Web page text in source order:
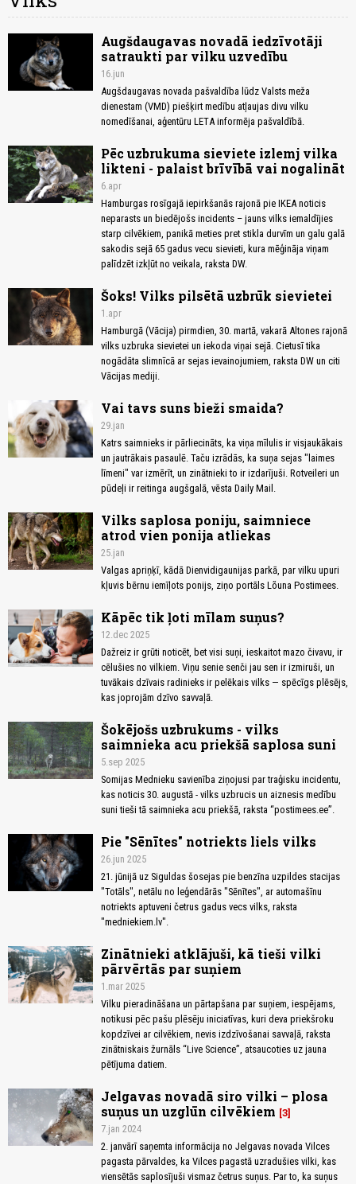
Augšdaugavas novadā iedzīvotāji
satraukti par vilku uzvedību
16.jun
Augšdaugavas novada pašvaldība lūdz Valsts meža
dienestam (VMD) piešķirt medību atļaujas divu vilku
nomedīšanai, aģentūru LETA informēja pašvaldībā.
Pēc uzbrukuma sieviete izlemj vilka
likteni - palaist brīvībā vai nogalināt
6.apr
Hamburgas rosīgajā iepirkšanās rajonā pie IKEA noticis
neparasts un biedējošs incidents – jauns vilks iemaldījies
starp cilvēkiem, panikā meties pret stikla durvīm un galu galā
sakodis sejā 65 gadus vecu sievieti, kura mēģināja viņam
palīdzēt izkļūt no veikala, raksta DW.
Šoks! Vilks pilsētā uzbrūk sievietei
1.apr
Hamburgā (Vācija) pirmdien, 30. martā, vakarā Altones rajonā
vilks uzbruka sievietei un iekoda viņai sejā. Cietusī tika
nogādāta slimnīcā ar sejas ievainojumiem, raksta DW un citi
Vācijas mediji.
Vai tavs suns bieži smaida?
29.jan
Katrs saimnieks ir pārliecināts, ka viņa mīlulis ir visjaukākais
un jautrākais pasaulē. Taču izrādās, ka suņa sejas "laimes
līmeni" var izmērīt, un zinātnieki to ir izdarījuši. Rotveileri un
pūdeļi ir reitinga augšgalā, vēsta Daily Mail.
Vilks saplosa poniju, saimniece
atrod vien ponija atliekas
25.jan
Valgas apriņķī, kādā Dienvidigaunijas parkā, par vilku upuri
kļuvis bērnu iemīļots ponijs, ziņo portāls Lõuna Postimees.
Kāpēc tik ļoti mīlam suņus?
12.dec 2025
Dažreiz ir grūti noticēt, bet visi suņi, ieskaitot mazo čivavu, ir
cēlušies no vilkiem. Viņu senie senči jau sen ir izmiruši, un
tuvākais dzīvais radinieks ir pelēkais vilks — spēcīgs plēsējs,
kas joprojām dzīvo savvaļā.
Šokējošs uzbrukums - vilks
saimnieka acu priekšā saplosa suni
5.sep 2025
Somijas Mednieku savienība ziņojusi par traģisku incidentu,
kas noticis 30. augustā - vilks uzbrucis un aiznesis medību
suni tieši tā saimnieka acu priekšā, raksta “postimees.ee”.
Pie "Sēnītes" notriekts liels vilks
26.jun 2025
21. jūnijā uz Siguldas šosejas pie benzīna uzpildes stacijas
"Totāls", netālu no leģendārās "Sēnītes", ar automašīnu
notriekts aptuveni četrus gadus vecs vilks, raksta
"medniekiem.lv".
Zinātnieki atklājuši, kā tieši vilki
pārvērtās par suņiem
1.mar 2025
Vilku pieradināšana un pārtapšana par suņiem, iespējams,
notikusi pēc pašu plēsēju iniciatīvas, kuri deva priekšroku
kopdzīvei ar cilvēkiem, nevis izdzīvošanai savvaļā, raksta
zinātniskais žurnāls “Live Science”, atsaucoties uz jauna
pētījuma datiem.
Jelgavas novadā siro vilki – plosa
suņus un uzglūn cilvēkiem 3
7.jan 2024
2. janvārī saņemta informācija no Jelgavas novada Vilces
pagasta pārvaldes, ka Vilces pagastā uzradušies vilki, kas
viensētās saplosījuši vismaz četrus suņus. Par to, ka suņus